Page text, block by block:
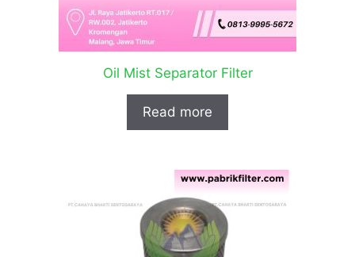
Oil Mist Separator Filter
Read more